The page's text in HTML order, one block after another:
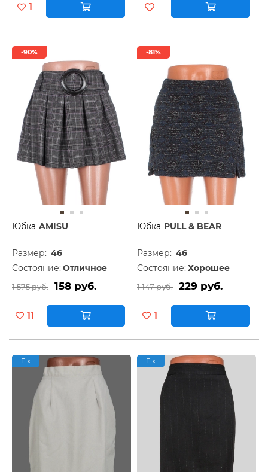
1
-90%
Юбка AMISU
Размер: 46
Состояние: Отличное
1 575 руб. 158 руб.
11
-81%
Юбка PULL & BEAR
Размер: 46
Состояние: Хорошее
1 147 руб. 229 руб.
1
Fix Fix